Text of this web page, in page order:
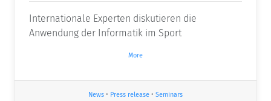
Internationale Experten diskutieren die
Anwendung der Informatik im Sport
More
News • Press release • Seminars